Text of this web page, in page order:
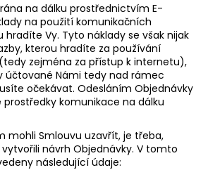
na dálku prostřednictvím E-
na použití komunikačních
hradíte Vy. Tyto náklady se však nijak
kterou hradíte za používání
zejména za přístup k internetu),
účtované Námi tedy nad rámec
očekávat. Odesláním Objednávky
komunikace na dálku
mohli Smlouvu uzavřít, je třeba,
návrh Objednávky. V tomto
následující údaje: